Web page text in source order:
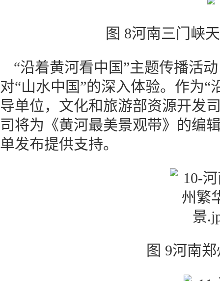
图 8河南三门峡
“沿着黄河看中国”主题传播活
对“山水中国”的深入体验。作为
导单位，文化和旅游部资源开发
司将为《黄河最美景观带》的编
单发布提供支持。
图 9河南